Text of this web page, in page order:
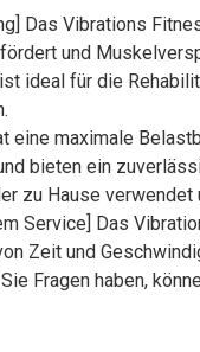
Das Vibrations
und
ideal für die
eine maximale
bieten ein
zu Hause verwendet
Service] Das
Zeit und
Fragen haben,